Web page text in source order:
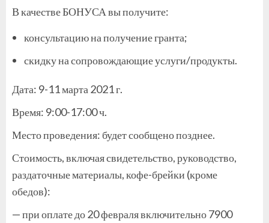
В качестве БОНУСА вы получите:
консультацию на получение гранта;
скидку на сопровождающие услуги/продукты.
Дата: 9-11 марта 2021 г.
Время: 9:00-17:00 ч.
Место проведения: будет сообщено позднее.
Стоимость, включая свидетельство, руководство,
раздаточные материалы, кофе-брейки (кроме
обедов):
— при оплате до 20 февраля включительно 7900